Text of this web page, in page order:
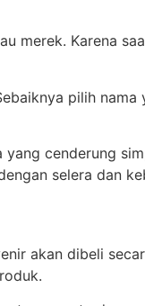
merek. Karena
pilih
cenderung
selera dan
akan dibeli